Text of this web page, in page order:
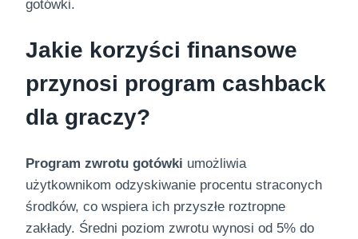
gotówki.
Jakie korzyści finansowe
przynosi program cashback
dla graczy?
Program zwrotu gotówki umożliwia
użytkownikom odzyskiwanie procentu straconych
środków, co wspiera ich przyszłe roztropne
zakłady. Średni poziom zwrotu wynosi od 5% do